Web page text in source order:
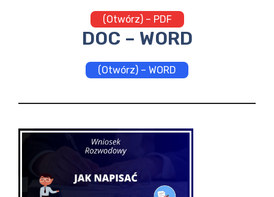
(Otwórz) – PDF
DOC – WORD
(Otwórz) – WORD